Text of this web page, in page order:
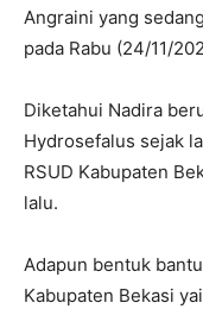
Angraini yang
pada Rabu (24/11/
Diketahui Nadira
Hydrosefalus sejak
RSUD Kabupaten
lalu.
Adapun bentuk
Kabupaten Bekasi